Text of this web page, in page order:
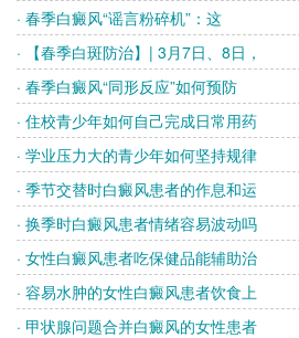
· 春季白癜风“谣言粉碎机”：这
· 【春季白斑防治】| 3月7日、8日，
· 春季白癜风“同形反应”如何预防
· 住校青少年如何自己完成日常用药
· 学业压力大的青少年如何坚持规律
· 季节交替时白癜风患者的作息和运
· 换季时白癜风患者情绪容易波动吗
· 女性白癜风患者吃保健品能辅助治
· 容易水肿的女性白癜风患者饮食上
· 甲状腺问题合并白癜风的女性患者